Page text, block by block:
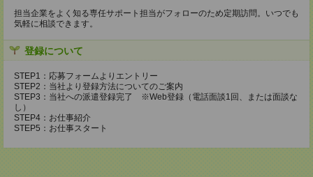
担当企業をよく知る専任サポート担当がフォローのため定期訪問。いつでも
気軽に相談できます。
登録について
STEP1：応募フォームよりエントリー
STEP2：当社より登録方法についてのご案内
STEP3：当社への派遣登録完了 ※Web登録（電話面談1回、または面談な
し）
STEP4：お仕事紹介
STEP5：お仕事スタート